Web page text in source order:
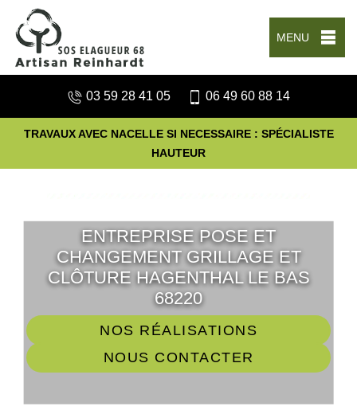
MENU
03 59 28 41 05 06 49 60 88 14
TRAVAUX AVEC NACELLE SI NECESSAIRE : SPÉCIALISTE
HAUTEUR
ENTREPRISE POSE ET
CHANGEMENT GRILLAGE ET
CLÔTURE HAGENTHAL LE BAS
68220
NOS RÉALISATIONS
NOUS CONTACTER